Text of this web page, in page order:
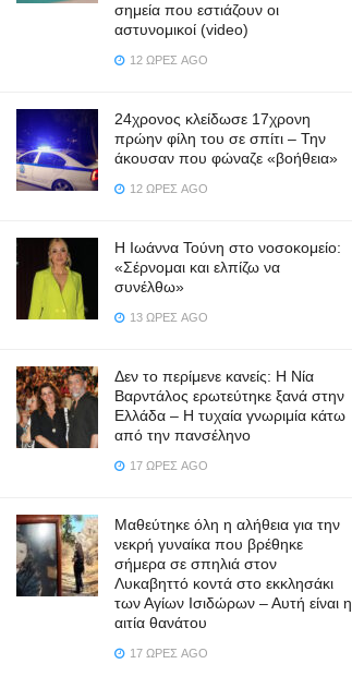
σημεία που εστιάζουν οι
αστυνομικοί (video)
12 ΏΡΕΣ AGO
24χρονος κλείδωσε 17χρονη
πρώην φίλη του σε σπίτι – Την
άκουσαν που φώναζε «βοήθεια»
12 ΏΡΕΣ AGO
Η Ιωάννα Τούνη στο νοσοκομείο:
«Σέρνομαι και ελπίζω να
συνέλθω»
13 ΏΡΕΣ AGO
Δεν το περίμενε κανείς: Η Νία
Βαρντάλος ερωτεύτηκε ξανά στην
Ελλάδα – Η τυχαία γνωριμία κάτω
από την πανσέληνο
17 ΏΡΕΣ AGO
Μαθεύτηκε όλη η αλήθεια για την
νεκρή γυναίκα που βρέθηκε
σήμερα σε σπηλιά στον
Λυκαβηττό κοντά στο εκκλησάκι
των Αγίων Ισιδώρων – Αυτή είναι η
αιτία θανάτου
17 ΏΡΕΣ AGO